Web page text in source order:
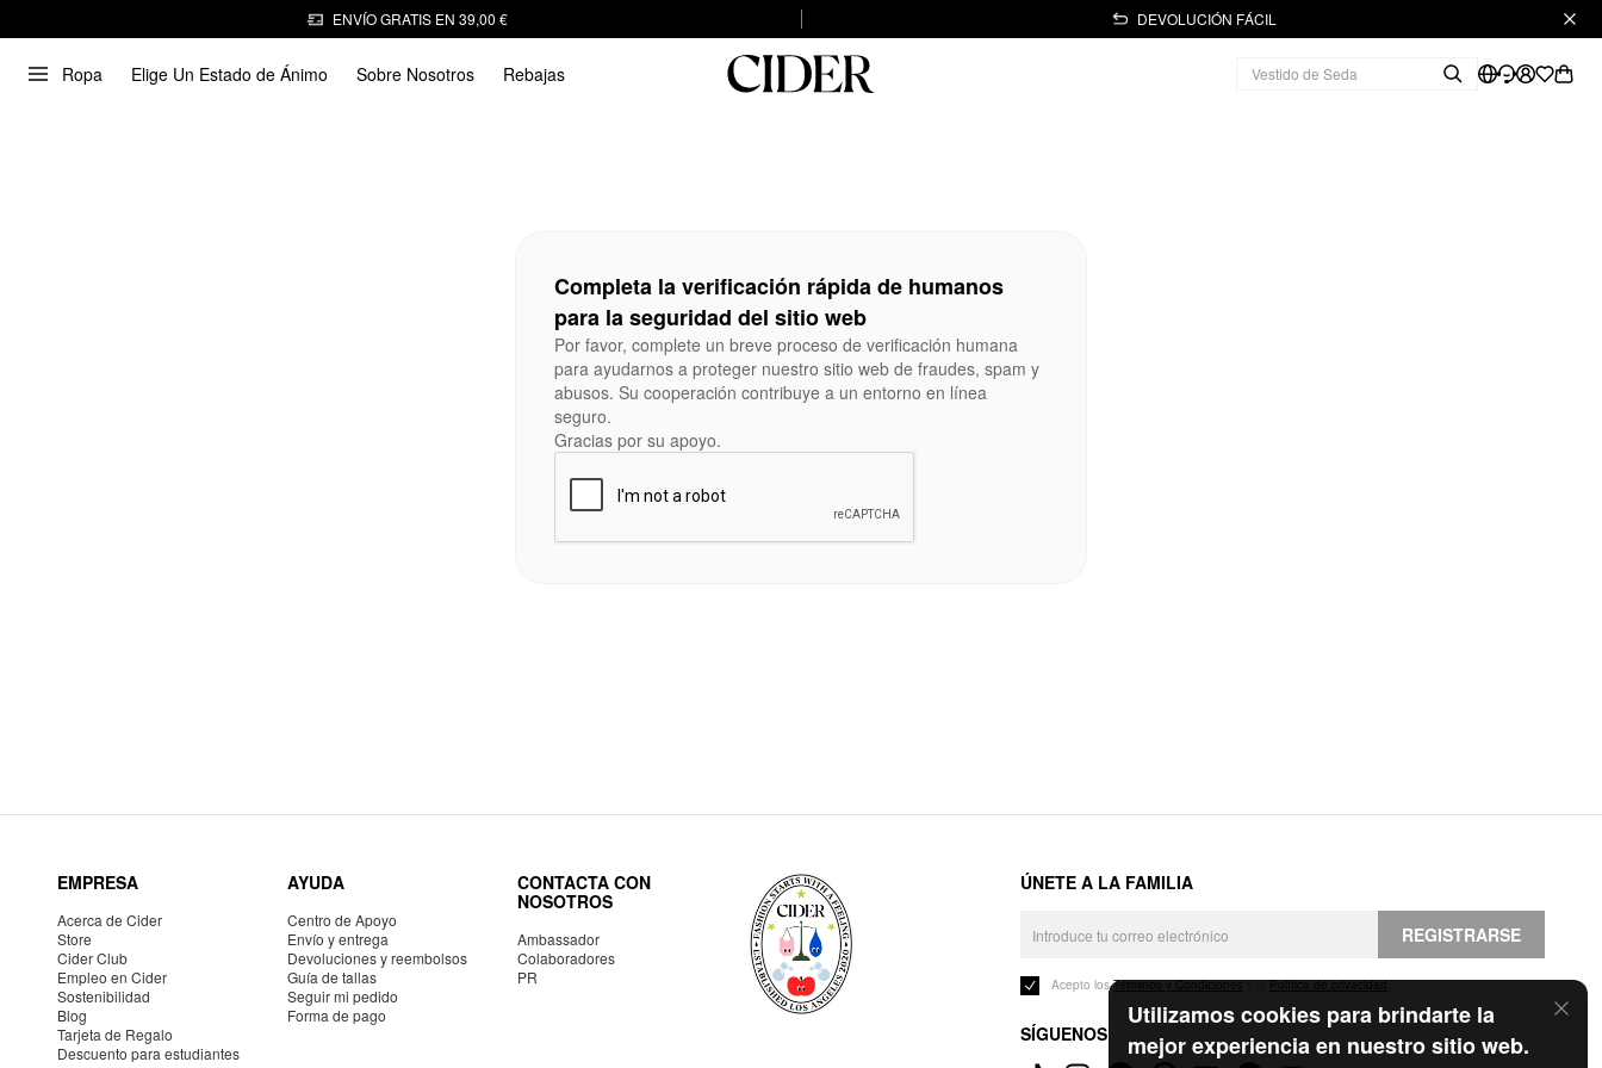
ENVÍO GRATIS EN 39,00 € DEVOLUCIÓN FÁCIL
Ropa Elige Un Estado de Ánimo Sobre Nosotros Rebajas
Utilizamos cookies para brindarte la
mejor experiencia en nuestro sitio web.
Completa la verificación rápida de humanos
para la seguridad del sitio web
Por favor, complete un breve proceso de verificación humana
para ayudarnos a proteger nuestro sitio web de fraudes, spam y
abusos. Su cooperación contribuye a un entorno en línea
seguro.
Gracias por su apoyo.
EMPRESA
Acerca de Cider
Store
Cider Club
Empleo en Cider
Sostenibilidad
Blog
Tarjeta de Regalo
Descuento para estudiantes
AYUDA
Centro de Apoyo
Envío y entrega
Devoluciones y reembolsos
Guía de tallas
Seguir mi pedido
Forma de pago
CONTACTA CON
NOSOTROS
Ambassador
Colaboradores
PR
ÚNETE A LA FAMILIA
REGISTRARSE
Acepto losTérminos y Condicionesy laPolítica de privacidad.
SÍGUENOS